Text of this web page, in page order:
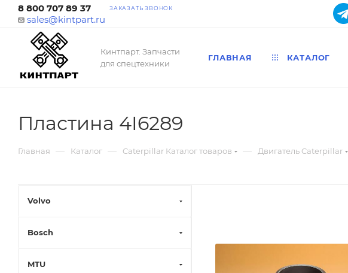
8 800 707 89 37 ЗАКАЗАТЬ ЗВОНОК
sales@kintpart.ru
Кинтпарт. Запчасти
для спецтехники
ГЛАВНАЯ КАТАЛОГ
Пластина 4I6289
Главная — Каталог — Caterpillar Каталог товаров — Двигатель Caterpillar
Volvo
Bosch
MTU